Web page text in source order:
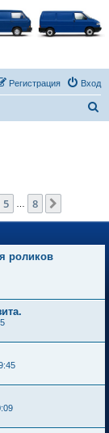
Вход
Регистрация
5 8
роликов